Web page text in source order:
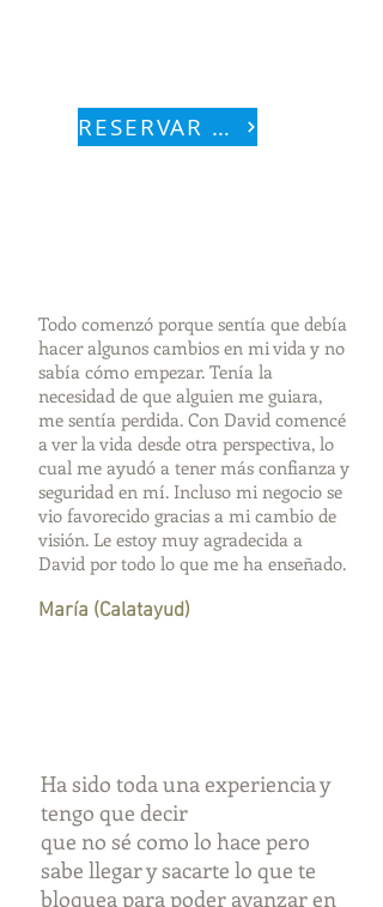
RESERVAR AHORA
Todo comenzó porque sentía que debía
hacer algunos cambios en mi vida y no
sabía cómo empezar. Tenía la
necesidad de que alguien me guiara,
me sentía perdida. Con David comencé
a ver la vida desde otra perspectiva, lo
cual me ayudó a tener más confianza y
seguridad en mí. Incluso mi negocio se
vio favorecido gracias a mi cambio de
visión. Le estoy muy agradecida a
David por todo lo que me ha enseñado.
María (Calatayud)
Ha sido toda una experiencia y
tengo que decir
que no sé como lo hace pero
sabe llegar y sacarte lo que te
bloquea para poder avanzar en